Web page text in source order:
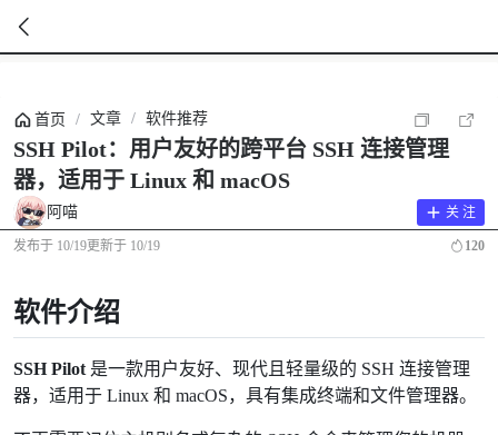
首页 / 文章 / 软件推荐
SSH Pilot：用户友好的跨平台 SSH 连接管理
器，适用于 Linux 和 macOS
阿喵 关 注
发布于 10/19更新于 10/19 120
软件介绍
SSH Pilot 是一款用户友好、现代且轻量级的 SSH 连接管理
器，适用于 Linux 和 macOS，具有集成终端和文件管理器。